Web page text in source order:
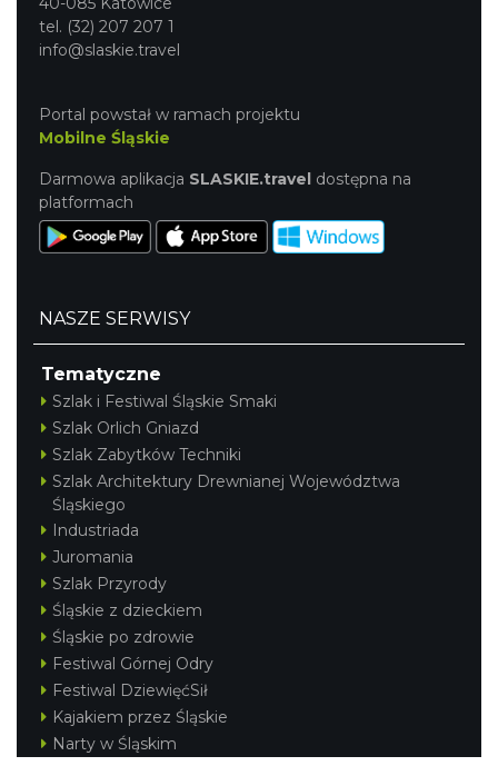
tel. (32) 207 207 1
info@slaskie.travel
Portal powstał w ramach projektu
Mobilne Śląskie
Darmowa aplikacja SLASKIE.travel dostępna na
platformach
NASZE SERWISY
Tematyczne
Szlak i Festiwal Śląskie Smaki
Szlak Orlich Gniazd
Szlak Zabytków Techniki
Szlak Architektury Drewnianej Województwa
Śląskiego
Industriada
Juromania
Szlak Przyrody
Śląskie z dzieckiem
Śląskie po zdrowie
Festiwal Górnej Odry
Festiwal DziewięćSił
Kajakiem przez Śląskie
Narty w Śląskim